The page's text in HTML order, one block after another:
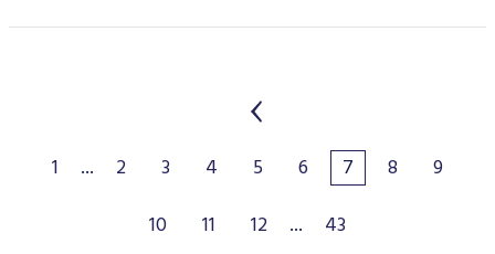
1 ... 2 3 4 5 6 7 8
9
10
11 12 ... 43